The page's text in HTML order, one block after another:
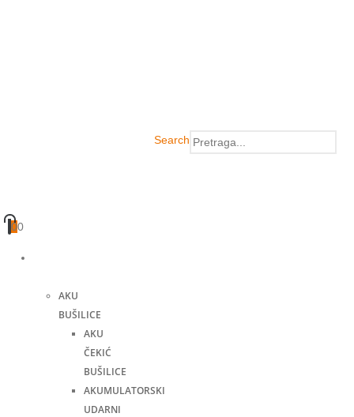
Search
00
AKU
BUŠILICE
AKU
ČEKIĆ
BUŠILICE
AKUMULATORSKI
UDARNI